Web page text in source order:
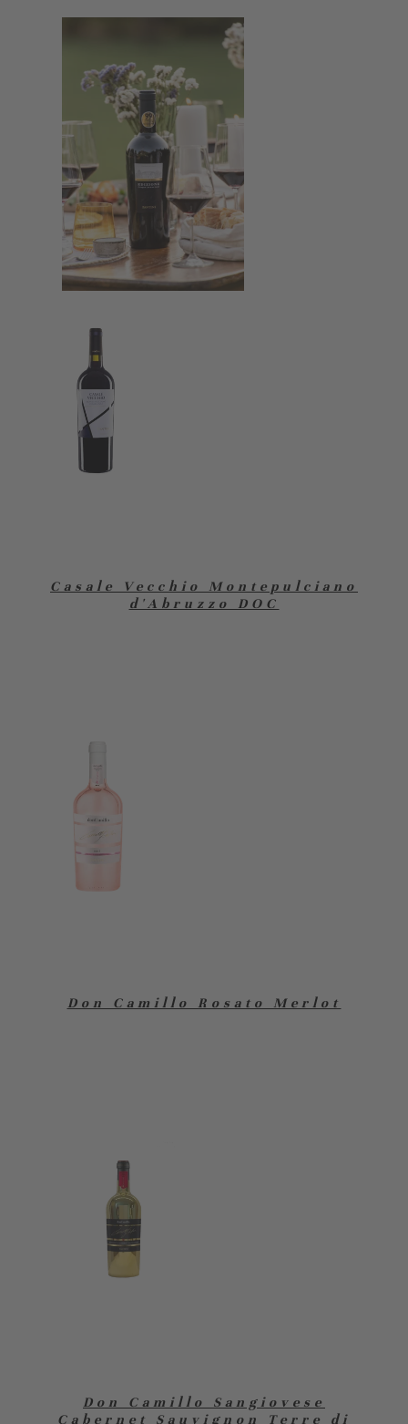
Casale Vecchio Montepulciano
d'Abruzzo DOC
Don Camillo Rosato Merlot
Don Camillo Sangiovese
Cabernet Sauvignon Terre di